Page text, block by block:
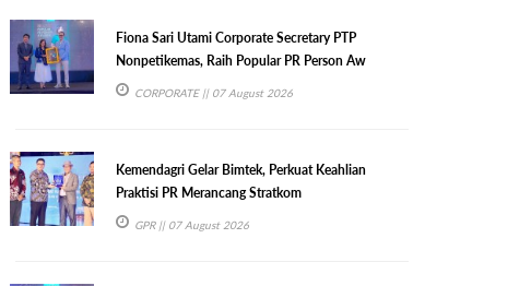
Fiona Sari Utami Corporate Secretary PTP
Nonpetikemas, Raih Popular PR Person Aw
CORPORATE|| 07 August 2026
Kemendagri Gelar Bimtek, Perkuat Keahlian
Praktisi PR Merancang Stratkom
GPR|| 07 August 2026